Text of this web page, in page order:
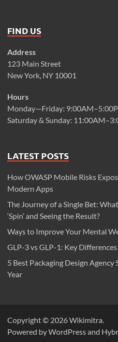
FIND US
Address
123 Main Street
New York, NY 10001
Hours
Monday—Friday:
Saturday & Sunday:
LATEST POSTS
How OWASP Mobile Risks
Modern Apps
The Journey of a Single Bet:
‘Spin’ and Seeing the Result?
Ways to Improve Your Mental
GLP-3 vs GLP-1: Key
5 Best Packaging Design
Year
Copyright © 2026Wikimitra.
Powered byWordPressand